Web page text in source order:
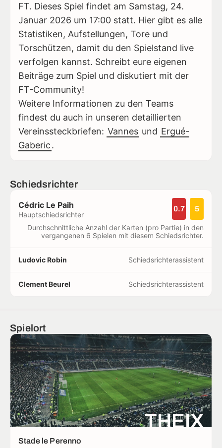
FT. Dieses Spiel findet am Samstag, 24.
Januar 2026 um 17:00 statt. Hier gibt es alle
Statistiken, Aufstellungen, Tore und
Torschützen, damit du den Spielstand live
verfolgen kannst. Schreibt eure eigenen
Beiträge zum Spiel und diskutiert mit der
FT-Community!
Weitere Informationen zu den Teams
findest du auch in unseren detaillierten
Vereinssteckbriefen: Vannes und Ergué-
Gaberic.
Schiedsrichter
Cédric Le Paih
Hauptschiedsrichter
0.7 5
Durchschnittliche Anzahl der Karten (pro Partie) in den
vergangenen 6 Spielen mit diesem Schiedsrichter.
Ludovic Robin Schiedsrichterassistent
Clement Beurel Schiedsrichterassistent
Spielort
THEIX
Stade le Perenno